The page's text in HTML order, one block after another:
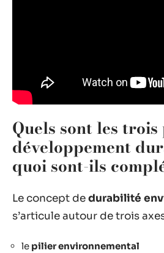
Quels sont les
développement
quoi sont-ils
Le concept dedurabilité
s’articule autour de trois
le pilier environnemental